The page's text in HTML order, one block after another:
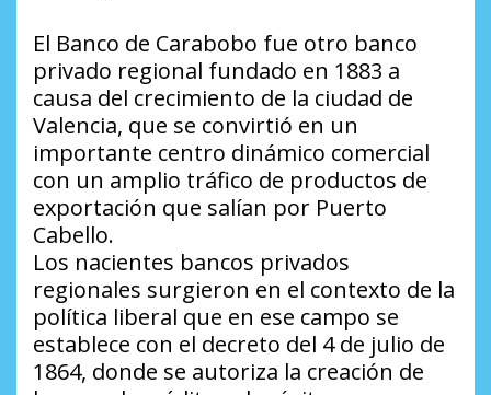
El Banco de Carabobo fue otro banco
privado regional fundado en 1883 a
causa del crecimiento de la ciudad de
Valencia, que se convirtió en un
importante centro dinámico comercial
con un amplio tráfico de productos de
exportación que salían por Puerto
Cabello.
Los nacientes bancos privados
regionales surgieron en el contexto de la
política liberal que en ese campo se
establece con el decreto del 4 de julio de
1864, donde se autoriza la creación de